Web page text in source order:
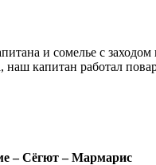
и сомелье с
капитан работал
– Сёгют – Мармарис